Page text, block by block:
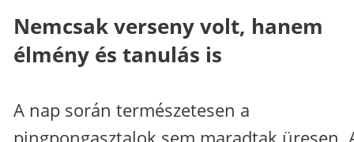
Nemcsak verseny volt, hanem
élmény és tanulás is
A nap során természetesen a